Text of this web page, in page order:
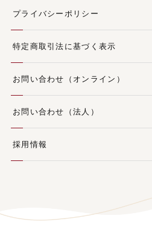
プライバシーポリシー
特定商取引法に基づく表示
お問い合わせ（オンライン）
お問い合わせ（法人）
採用情報